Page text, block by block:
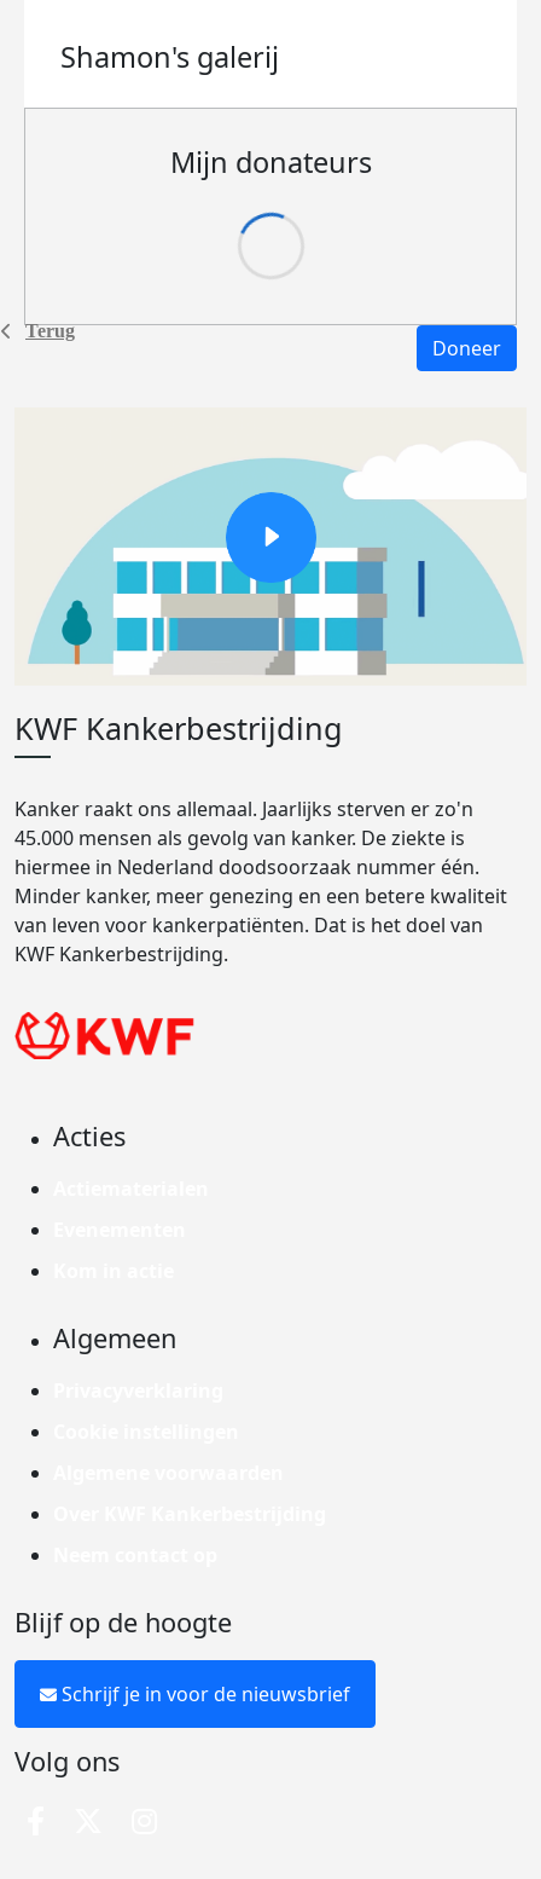
Terug
Shamon's galerij
Mijn donateurs
Doneer
KWF Kankerbestrijding
Kanker raakt ons allemaal. Jaarlijks sterven er zo'n
45.000 mensen als gevolg van kanker. De ziekte is
hiermee in Nederland doodsoorzaak nummer één.
Minder kanker, meer genezing en een betere kwaliteit
van leven voor kankerpatiënten. Dat is het doel van
KWF Kankerbestrijding.
Acties
Algemeen
Blijf op de hoogte
Schrijf je in voor de nieuwsbrief
Volg ons